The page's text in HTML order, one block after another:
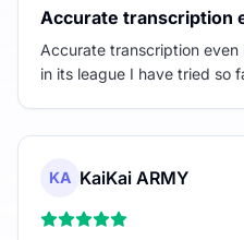
Accurate transcription
Accurate transcription
in its league I have tried so
KA KaiKai ARMY